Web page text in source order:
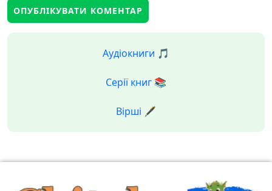
Аудіокниги 🎵
Серії книг 📚
Вірші 🖋️